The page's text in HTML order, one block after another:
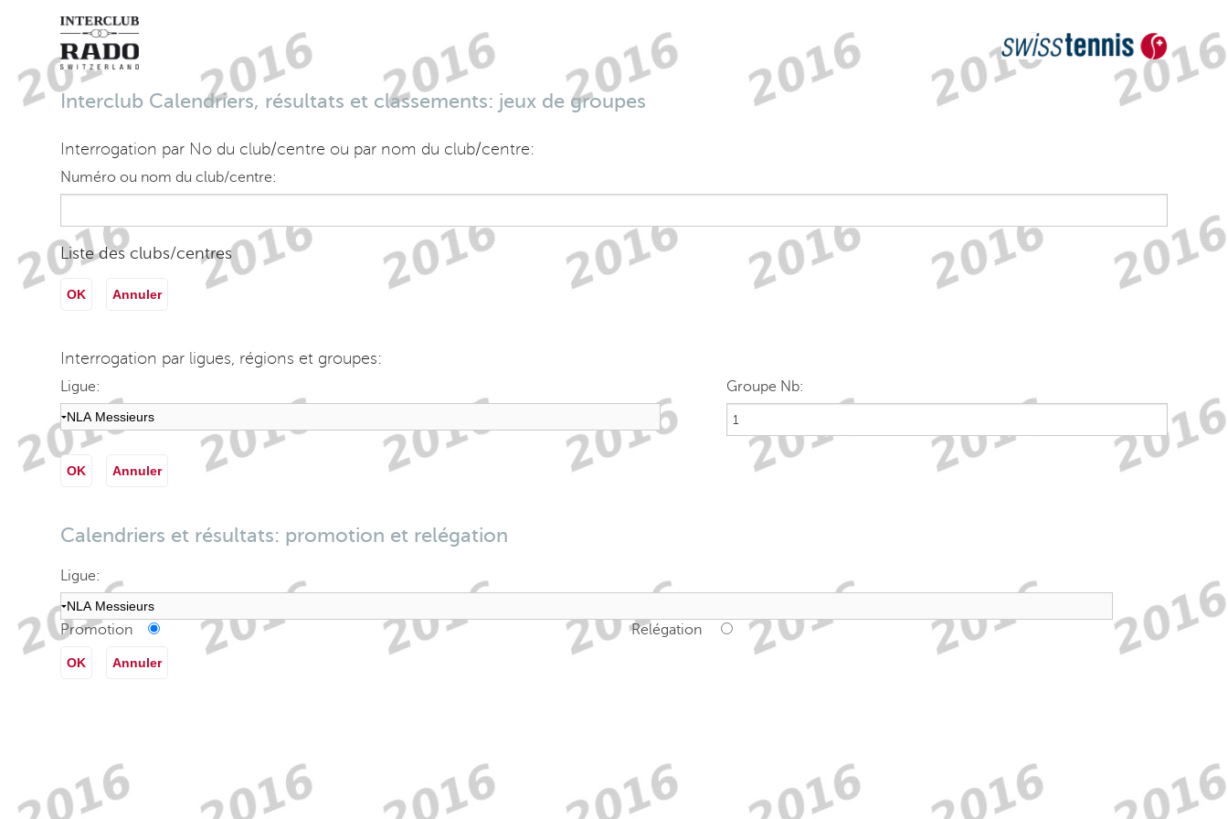
Interclub Calendriers, résultats et classements: jeux de groupes
Interrogation par No du club/centre ou par nom du club/centre:
Numéro ou nom du club/centre:
Liste des clubs/centres
OK Annuler
Interrogation par ligues, régions et groupes:
Ligue: Groupe Nb:
OK Annuler
Calendriers et résultats: promotion et relégation
Ligue:
Promotion Relégation
OK Annuler